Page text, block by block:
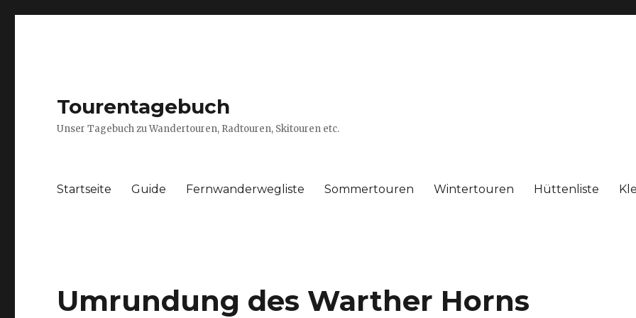
Tourentagebuch
Unser Tagebuch zu Wandertouren, Radtouren, Skitouren etc.
Startseite Guide Fernwanderwegliste Sommertouren Wintertouren Hüttenliste
Umrundung des Warther Horns